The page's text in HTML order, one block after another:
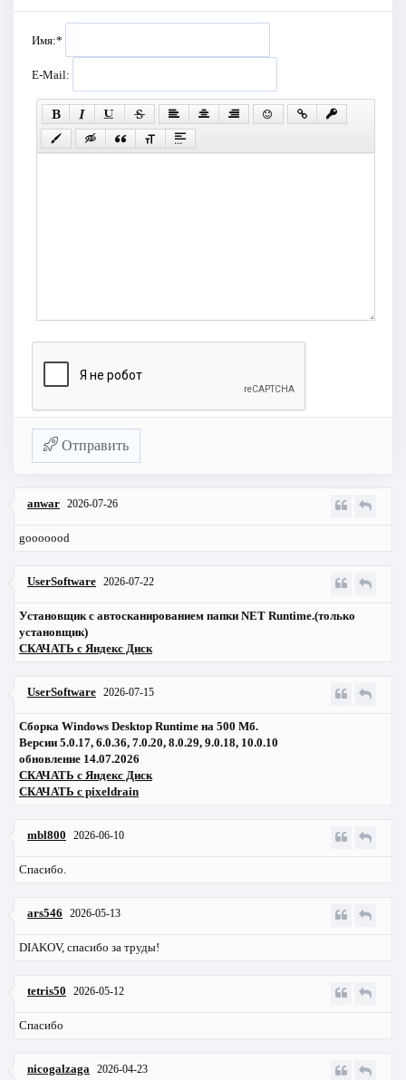
Имя:*
E-Mail:
Отправить
anwar 2026-07-26
gooooood
UserSoftware 2026-07-22
Установщик с автосканированием папки NET Runtime.(только
установщик)
СКАЧАТЬ с Яндекс Диск
UserSoftware 2026-07-15
Сборка Windows Desktop Runtime на 500 Мб.
Версии 5.0.17, 6.0.36, 7.0.20, 8.0.29, 9.0.18, 10.0.10
обновление 14.07.2026
СКАЧАТЬ с Яндекс Диск
СКАЧАТЬ с pixeldrain
mbl800 2026-06-10
Спасибо.
ars546 2026-05-13
DIAKOV, спасибо за труды!
tetris50 2026-05-12
Спасибо
nicogalzaga 2026-04-23